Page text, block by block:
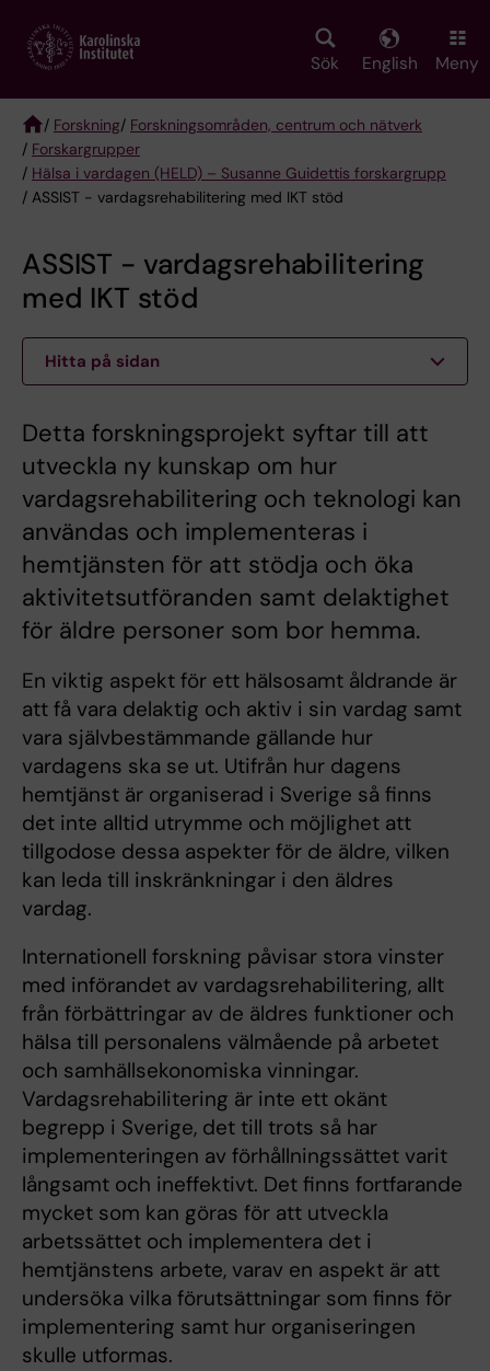
main
Sök English Meny
Breadcrumb
/ Forskning/ Forskningsområden, centrum och nätverk
/ Forskargrupper
/ Hälsa i vardagen (HELD) – Susanne Guidettis forskargrupp
/ ASSIST - vardagsrehabilitering med IKT stöd
ASSIST - vardagsrehabilitering
med IKT stöd
Hitta på sidan
Detta forskningsprojekt syftar till att
utveckla ny kunskap om hur
vardagsrehabilitering och teknologi kan
användas och implementeras i
hemtjänsten för att stödja och öka
aktivitetsutföranden samt delaktighet
för äldre personer som bor hemma.
En viktig aspekt för ett hälsosamt åldrande är
att få vara delaktig och aktiv i sin vardag samt
vara självbestämmande gällande hur
vardagens ska se ut. Utifrån hur dagens
hemtjänst är organiserad i Sverige så finns
det inte alltid utrymme och möjlighet att
tillgodose dessa aspekter för de äldre, vilken
kan leda till inskränkningar i den äldres
vardag.
Internationell forskning påvisar stora vinster
med införandet av vardagsrehabilitering, allt
från förbättringar av de äldres funktioner och
hälsa till personalens välmående på arbetet
och samhällsekonomiska vinningar.
Vardagsrehabilitering är inte ett okänt
begrepp i Sverige, det till trots så har
implementeringen av förhållningssättet varit
långsamt och ineffektivt. Det finns fortfarande
mycket som kan göras för att utveckla
arbetssättet och implementera det i
hemtjänstens arbete, varav en aspekt är att
undersöka vilka förutsättningar som finns för
implementering samt hur organiseringen
skulle utformas.